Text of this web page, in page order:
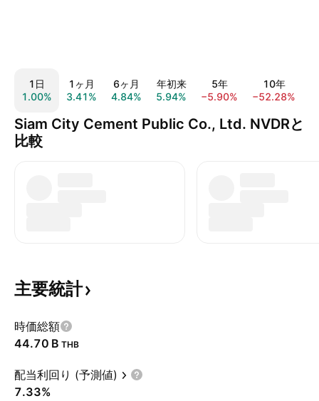
1日
1.00%
1ヶ月
3.41%
6ヶ月
4.84%
年初来
5.94%
5年
−5.90%
10年
−52.28%
Siam City Cement Public Co., Ltd. NVDRと
比較
主要統計
時価総額
‪44.70 B‬ THB
配当利回り (予測値)
7.33%